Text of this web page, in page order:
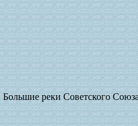
Большие реки Советского